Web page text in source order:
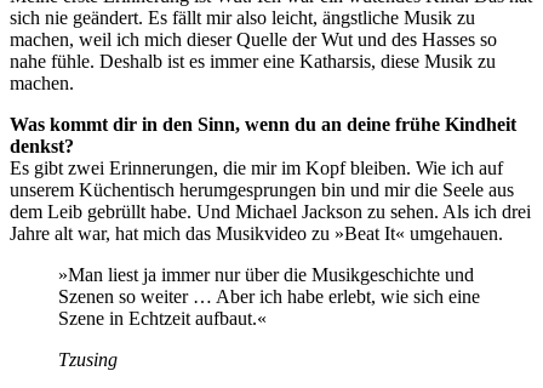
sich nie geändert. Es fällt mir also leicht, ängstliche Musik zu
machen, weil ich mich dieser Quelle der Wut und des Hasses so
nahe fühle. Deshalb ist es immer eine Katharsis, diese Musik zu
machen.
Was kommt dir in den Sinn, wenn du an deine frühe Kindheit
denkst?
Es gibt zwei Erinnerungen, die mir im Kopf bleiben. Wie ich auf
unserem Küchentisch herumgesprungen bin und mir die Seele aus
dem Leib gebrüllt habe. Und Michael Jackson zu sehen. Als ich drei
Jahre alt war, hat mich das Musikvideo zu »Beat It« umgehauen.
»Man liest ja immer nur über die Musikgeschichte und
Szenen so weiter … Aber ich habe erlebt, wie sich eine
Szene in Echtzeit aufbaut.«
Tzusing